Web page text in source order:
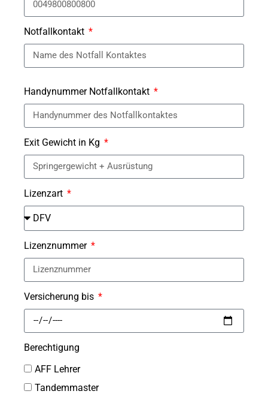
Notfallkontakt
Handynummer Notfallkontakt
Exit Gewicht in Kg
Lizenzart
Lizenznummer
Versicherung bis
Berechtigung
AFF Lehrer
Tandemmaster